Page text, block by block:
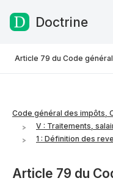
Passer au contenu
Doctrine
Article 79 du Code
Code général des impôts,
1 : Définition des
Article 79 du